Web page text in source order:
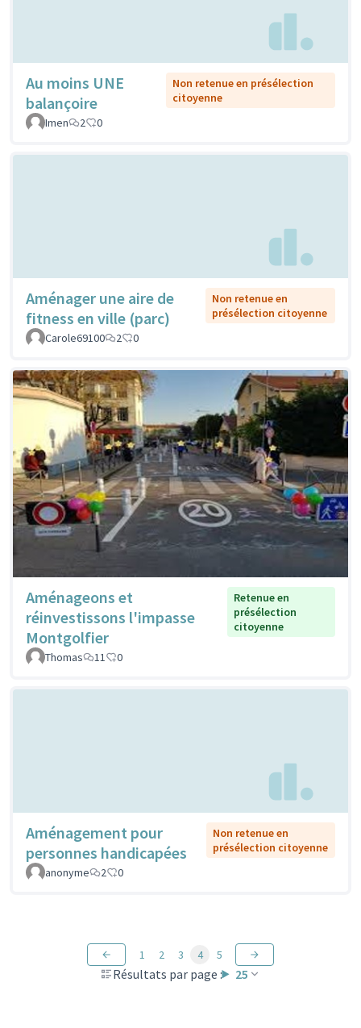
Au moins UNE
balançoire
Non retenue en présélection
citoyenne
Imen
2 0
Aménager une aire de
fitness en ville (parc)
Non retenue en
présélection citoyenne
Carole69100
2 0
Aménageons et
réinvestissons l'impasse
Montgolfier
Retenue en
présélection
citoyenne
Thomas 11 0
Aménagement pour
personnes handicapées
Non retenue en
présélection citoyenne
anonyme
2 0
Résultats par page : 25
1 2 3 4 5